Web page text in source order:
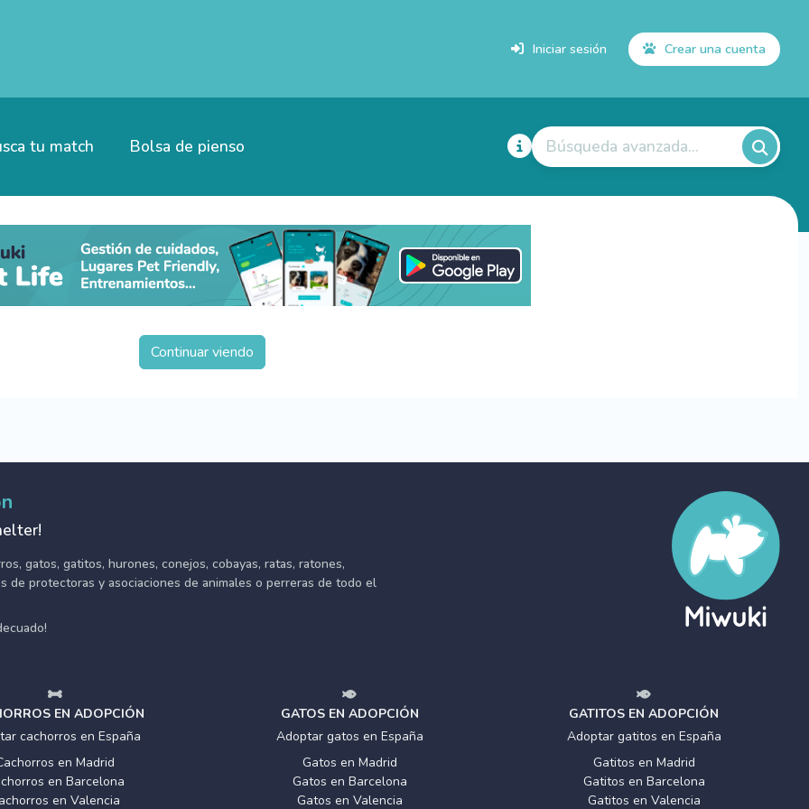
Iniciar sesión Crear una cuenta
tu match Bolsa de pienso Búsqueda avanzada...
Continuar viendo
gatos, gatitos, hurones, conejos, cobayas, ratas, ratones,
de protectoras y asociaciones de animales o perreras de todo el
EN ADOPCIÓN
cachorros en España
en Madrid
en Barcelona
en Valencia
GATOS EN ADOPCIÓN
Adoptar gatos en España
Gatos en Madrid
Gatos en Barcelona
Gatos en Valencia
GATITOS EN ADOPCIÓN
Adoptar gatitos en España
Gatitos en Madrid
Gatitos en Barcelona
Gatitos en Valencia